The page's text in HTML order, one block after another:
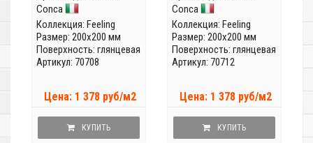
Conca
Коллекция: Feeling
Размер: 200x200 мм
Поверхность: глянцевая
Артикул: 70708
Цена: 1 378 руб/м2
КУПИТЬ
Conca
Коллекция: Feeling
Размер: 200x200 мм
Поверхность: глянцевая
Артикул: 70712
Цена: 1 378 руб/м2
КУПИТЬ